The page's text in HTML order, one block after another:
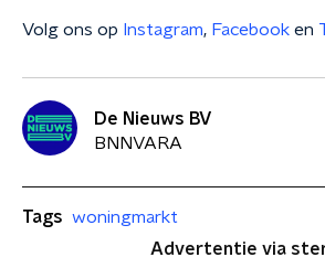
Volg ons op Instagram, Facebook en
De Nieuws BV
BNNVARA
Tags woningmarkt
Advertentie via